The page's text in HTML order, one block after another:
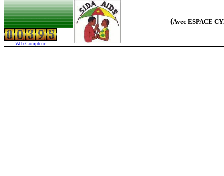
Web Compteur
(Avec ESPACE